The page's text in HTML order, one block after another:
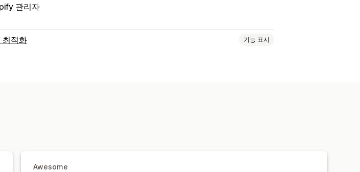
관리자
최적화 기능 표시
Awesome